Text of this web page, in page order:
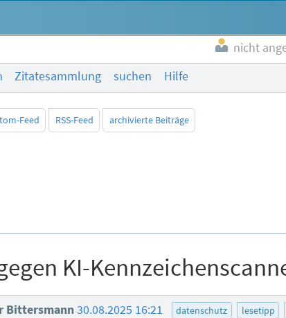
nicht
Zitatesammlung suchen Hilfe
Feed RSS-Feed archivierte Beiträge
KI-
Bittersmann30.08.2025 16:21 datenschutz lesetipp